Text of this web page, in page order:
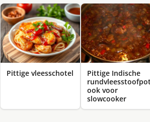
Pittige vleesschotel
Pittige Indische
rundvleesstoofpot
ook voor
slowcooker